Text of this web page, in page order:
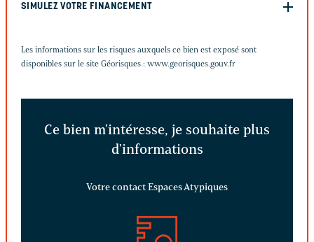
SIMULEZ VOTRE FINANCEMENT
Les informations sur les risques auxquels ce bien est exposé sont
disponibles sur le site Géorisques : www.georisques.gouv.fr
Ce bien m'intéresse, je souhaite plus
d'informations
Votre contact Espaces Atypiques